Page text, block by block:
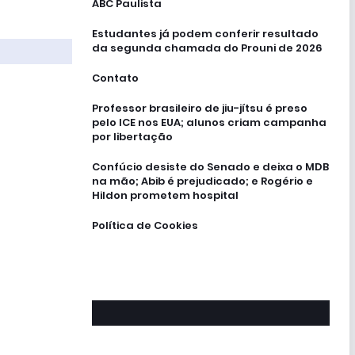
ABC Paulista
Estudantes já podem conferir resultado
da segunda chamada do Prouni de 2026
Contato
Professor brasileiro de jiu-jítsu é preso
pelo ICE nos EUA; alunos criam campanha
por libertação
Confúcio desiste do Senado e deixa o MDB
na mão; Abib é prejudicado; e Rogério e
Hildon prometem hospital
Política de Cookies